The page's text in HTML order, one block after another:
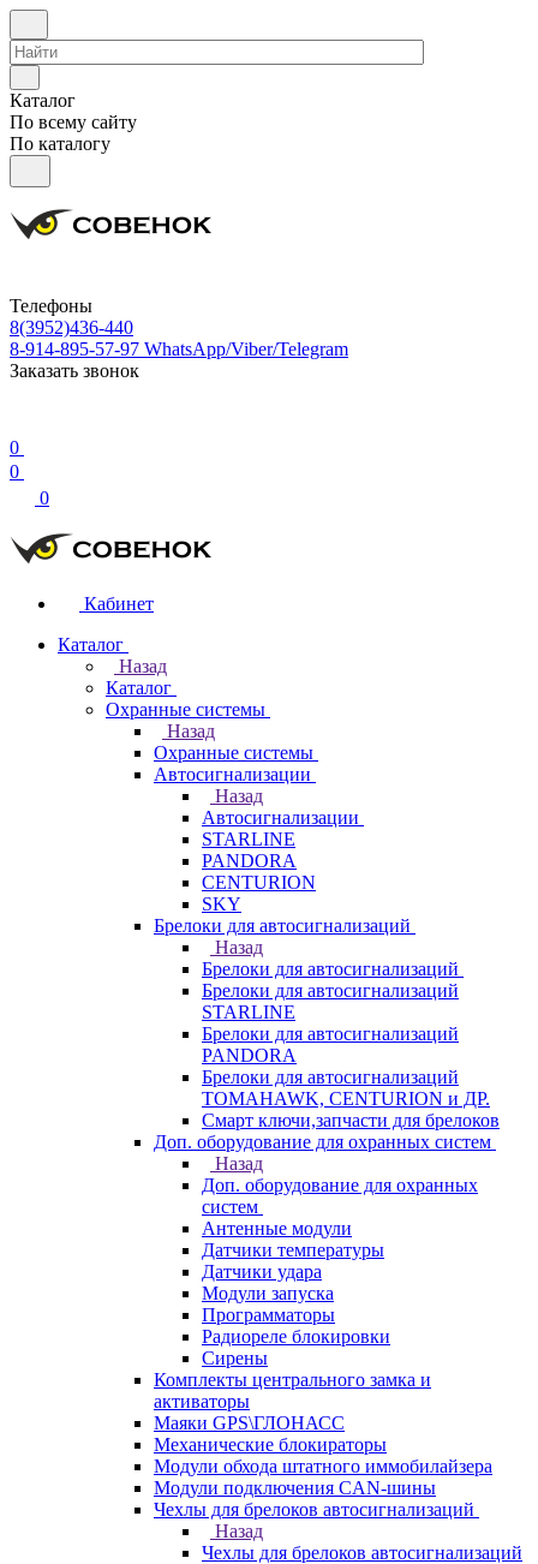
Каталог
По всему сайту
По каталогу
Телефоны
8(3952)436-440
8-914-895-57-97 WhatsApp/Viber/Telegram
Заказать звонок
0
0
0
Кабинет
Каталог
Назад
Каталог
Охранные системы
Назад
Охранные системы
Автосигнализации
Назад
Автосигнализации
STARLINE
PANDORA
CENTURION
SKY
Брелоки для автосигнализаций
Назад
Брелоки для автосигнализаций
Брелоки для автосигнализаций
STARLINE
Брелоки для автосигнализаций
PANDORA
Брелоки для автосигнализаций
TOMAHAWK, CENTURION и ДР.
Смарт ключи,запчасти для брелоков
Доп. оборудование для охранных систем
Назад
Доп. оборудование для охранных
систем
Антенные модули
Датчики температуры
Датчики удара
Модули запуска
Программаторы
Радиореле блокировки
Сирены
Комплекты центрального замка и
активаторы
Маяки GPS\ГЛОНАСС
Механические блокираторы
Модули обхода штатного иммобилайзера
Модули подключения CAN-шины
Чехлы для брелоков автосигнализаций
Назад
Чехлы для брелоков автосигнализаций